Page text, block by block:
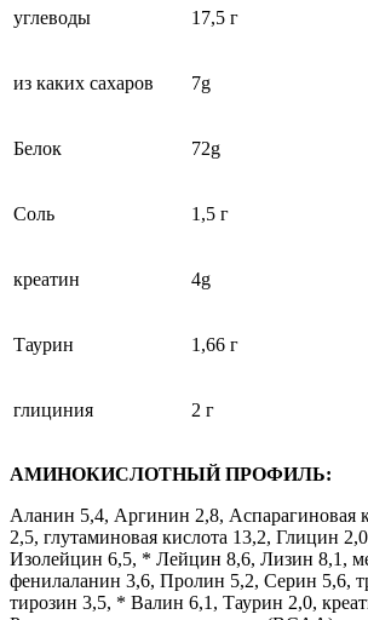
углеводы 17,5 г
из каких сахаров 7g
Белок 72g
Соль 1,5 г
креатин 4g
Таурин 1,66 г
глициния 2 г
АМИНОКИСЛОТНЫЙ ПРОФИЛЬ:
Аланин 5,4, Аргинин 2,8, Аспарагиновая
2,5, глутаминовая кислота 13,2, Глицин
Изолейцин 6,5, * Лейцин 8,6, Лизин 8,1,
фенилаланин 3,6, Пролин 5,2, Серин 5,6,
тирозин 3,5, * Валин 6,1, Таурин 2,0,